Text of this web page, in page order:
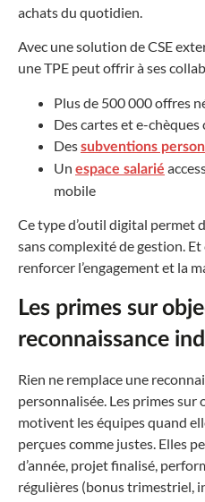
achats du quotidien.
Avec une solution de CSE
une TPE peut offrir à ses
Plus de 500 000 offres
Des cartes et e-
Dessubventions
Un espace salarié
mobile
Ce type d’outil digital permet
sans complexité de gestion.
renforcer l’engagement et la
Les primes sur
reconnaissance
Rien ne remplace une
personnalisée. Les primes sur
motivent les équipes quand
perçues comme justes. Elles
d’année, projet finalisé,
régulières (bonus trimestriel,